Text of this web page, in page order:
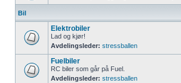
Bil
Elektrobiler
Lad og kjør!
Avdelingsleder: stressballen
Fuelbiler
RC biler som går på Fuel.
Avdelingsleder: stressballen